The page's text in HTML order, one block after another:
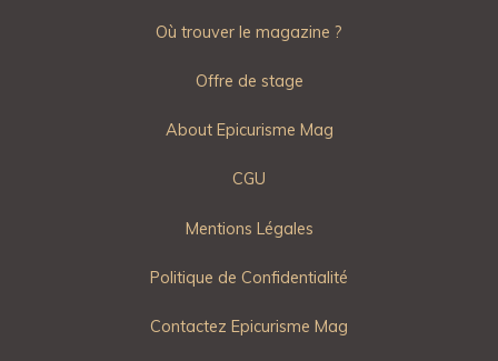
Où trouver le magazine ?
Offre de stage
About Epicurisme Mag
CGU
Mentions Légales
Politique de Confidentialité
Contactez Epicurisme Mag